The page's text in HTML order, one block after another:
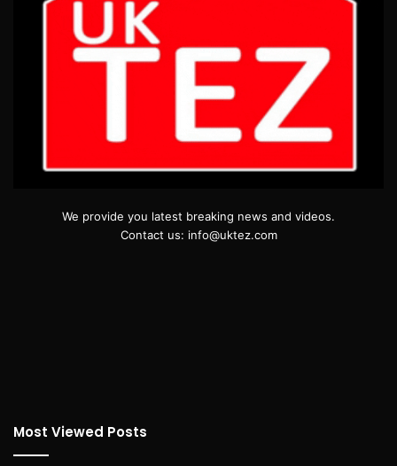
We provide you latest breaking news and videos.
Contact us: info@uktez.com
Most Viewed Posts